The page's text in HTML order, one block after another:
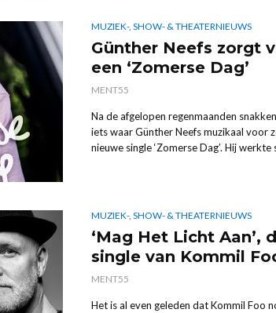
MUZIEK-, SHOW- & THEATERNIEUWS
Günther Neefs zorgt
een ‘Zomerse Dag’
MENT55
Na de afgelopen regenmaanden
iets waar Günther Neefs muzikaal voor
nieuwe single ‘Zomerse Dag’. Hij werkte
MUZIEK-, SHOW- & THEATERNIEUWS
‘Mag Het Licht Aan’,
single van Kommil
MENT55
Het is al even geleden dat Kommil Foo